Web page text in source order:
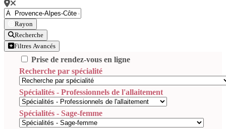
Rayon
Recherche
Filtres Avancés
Prise de rendez-vous en ligne
Recherche par spécialité
Spécialités - Professionnels de l'allaitement
Spécialités - Sage-femme